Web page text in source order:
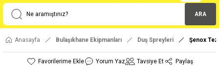
ARA
Anasayfa Bulaşıkhane Ekipmanları Duş Spreyleri Şenox
Yorum Yaz Tavsiye Et Paylaş